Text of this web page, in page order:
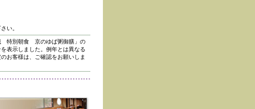
い。
特別朝食 京のゆば粥御膳」の
表示しました。例年とは異なる
お客様は、ご確認をお願いしま
表示を削除しました。
、高台寺冬の夜の茶会「夜咄」
客様にご利用いただきありがと